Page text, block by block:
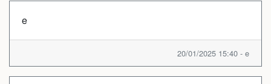
e
20/01/2025 15:40 - e